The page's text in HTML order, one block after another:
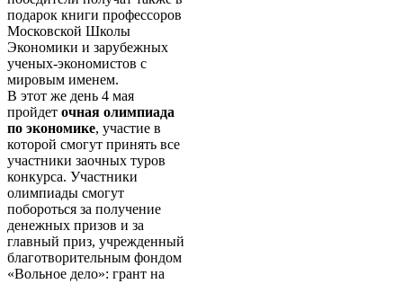
подарок книги профессоров
Московской Школы
Экономики и зарубежных
ученых-экономистов с
мировым именем.
В этот же день 4 мая
пройдет очная олимпиада
по экономике, участие в
которой смогут принять все
участники заочных туров
конкурса. Участники
олимпиады смогут
побороться за получение
денежных призов и за
главный приз, учрежденный
благотворительным фондом
«Вольное дело»: грант на